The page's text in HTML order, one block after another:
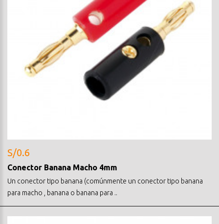
S/0.6
Conector Banana Macho 4mm
Un conector tipo banana (comúnmente un conector tipo banana
para macho , banana o banana para ..